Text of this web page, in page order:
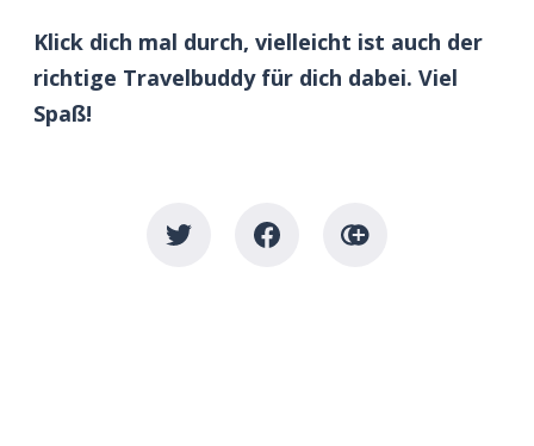
Klick dich mal durch, vielleicht ist auch der
richtige Travelbuddy für dich dabei. Viel
Spaß!